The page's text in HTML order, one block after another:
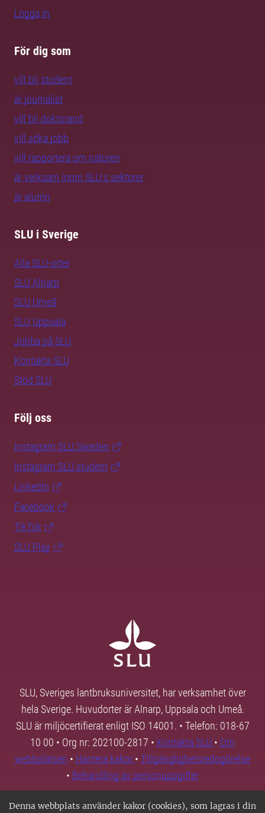
Denna webbplats använder kakor (cookies), som lagras i din
Logga in
För dig som
vill bli student
är journalist
vill bli doktorand
vill söka jobb
vill rapportera om naturen
är verksam inom SLU:s sektorer
är alumn
SLU i Sverige
Alla SLU-orter
SLU Alnarp
SLU Umeå
SLU Uppsala
Jobba på SLU
Kontakta SLU
Stöd SLU
Följ oss
Instagram SLU.Sweden
Instagram SLU.student
LinkedIn
Facebook
TikTok
SLU Play
SLU, Sveriges lantbruksuniversitet, har verksamhet över
hela Sverige. Huvudorter är Alnarp, Uppsala och Umeå.
SLU är miljöcertifierat enligt ISO 14001. • Telefon: 018-67
10 00 • Org nr: 202100-2817 • Kontakta SLU • Om
webbplatsen • Hantera kakor • Tillgänglighetsredogörelse
• Behandling av personuppgifter